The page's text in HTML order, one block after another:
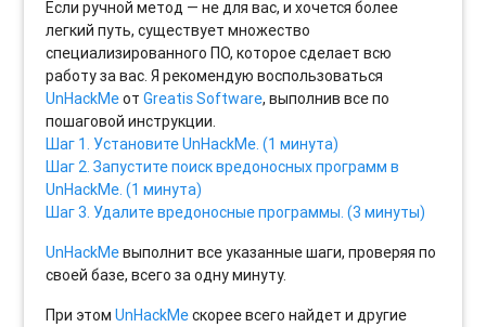
Если ручной метод — не для вас, и хочется более
легкий путь, существует множество
специализированного ПО, которое сделает всю
работу за вас. Я рекомендую воспользоваться
UnHackMeотGreatis Software, выполнив все по
пошаговой инструкции.
Шаг 1. Установите UnHackMe. (1 минута)
Шаг 2. Запустите поиск вредоносных программ в
UnHackMe. (1 минута)
Шаг 3. Удалите вредоносные программы. (3 минуты)
UnHackMeвыполнит все указанные шаги, проверяя по
своей базе, всего за одну минуту.
При этомUnHackMeскорее всего найдет и другие